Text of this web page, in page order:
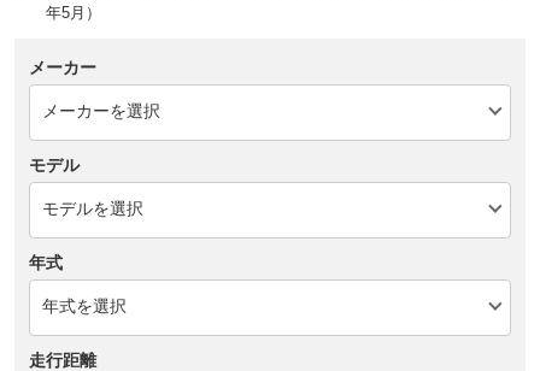
年5月）
メーカー
モデル
年式
走行距離